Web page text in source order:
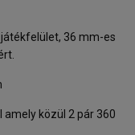
36 mm-es
közül 2 pár 360